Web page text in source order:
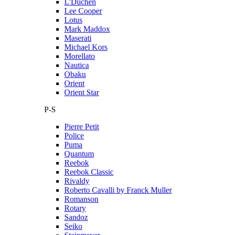
L'Duchen
Lee Cooper
Lotus
Mark Maddox
Maserati
Michael Kors
Morellato
Nautica
Obaku
Orient
Orient Star
P-S
Pierre Petit
Police
Puma
Quantum
Reebok
Reebok Classic
Rivaldy
Roberto Cavalli by Franck Muller
Romanson
Rotary
Sandoz
Seiko